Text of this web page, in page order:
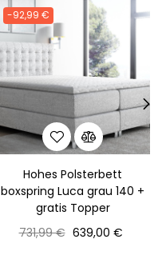
-92,99 €
Hohes Polsterbett
boxspring Luca grau 140 +
gratis Topper
Normaler
731,99 € Preis
639,00 €
›